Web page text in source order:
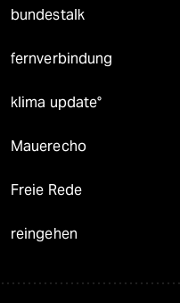
bundestalk
fernverbindung
klima update°
Mauerecho
Freie Rede
reingehen